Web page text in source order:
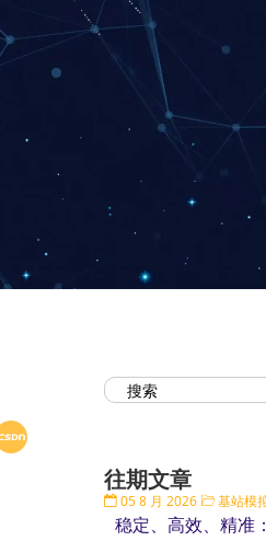
往期文章
05 8 月 2026 基站模
稳定、高效、精准